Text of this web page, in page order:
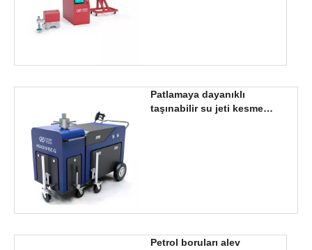
Patlamaya dayanıklı
taşınabilir su jeti kesme
Petrol boruları alev